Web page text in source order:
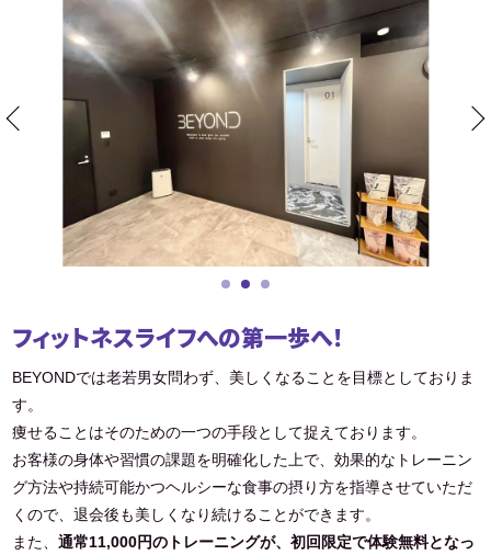
フィットネスライフへの第一歩へ！
BEYONDでは老若男女問わず、美しくなることを目標としておりま
す。
痩せることはそのための一つの手段として捉えております。
お客様の身体や習慣の課題を明確化した上で、効果的なトレーニン
グ方法や持続可能かつヘルシーな食事の摂り方を指導させていただ
くので、退会後も美しくなり続けることができます。
また、通常11,000円のトレーニングが、初回限定で体験無料となっ